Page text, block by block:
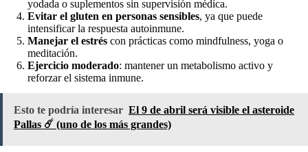
yodada o suplementos sin supervisión médica.
Evitar el gluten en personas sensibles, ya que puede
intensificar la respuesta autoinmune.
Manejar el estrés con prácticas como mindfulness, yoga o
meditación.
Ejercicio moderado: mantener un metabolismo activo y
reforzar el sistema inmune.
Esto te podría interesar El 9 de abril será visible el asteroide
Pallas ☄️ (uno de los más grandes)